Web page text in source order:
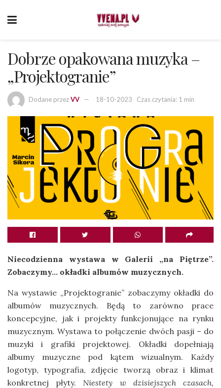
Dobrze opakowana muzyka –
„Projektogranie”
Dodane przezVV 18-10-2023 Czas czytania: 1 min
Niecodzienna wystawa w Galerii „na Piętrze”.
Zobaczymy… okładki albumów muzycznych.
Na wystawie „Projektogranie” zobaczymy okładki do
albumów muzycznych. Będą to zarówno prace
koncepcyjne, jak i projekty funkcjonujące na rynku
muzycznym. Wystawa to połączenie dwóch pasji – do
muzyki i grafiki projektowej. Okładki dopełniają
albumy muzyczne pod kątem wizualnym. Każdy
logotyp, typografia, zdjęcie tworzą obraz i klimat
konkretnej płyty. Niestety w dzisiejszych czasach,